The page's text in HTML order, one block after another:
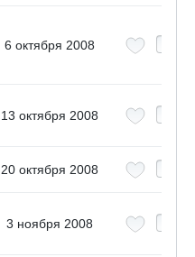
6 октября 2008
13 октября 2008
20 октября 2008
3 ноября 2008